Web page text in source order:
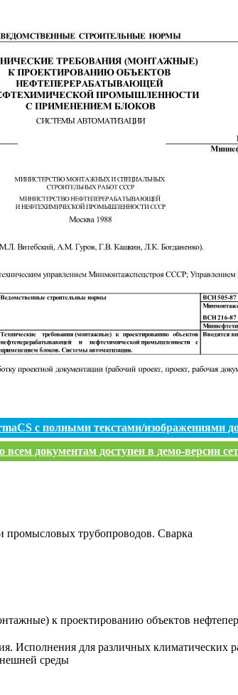
с полными текстами/изображениями
документам доступен в демо-версии
промысловых трубопроводов. Сварка
к проектированию объектов
Исполнения для различных климатических
среды